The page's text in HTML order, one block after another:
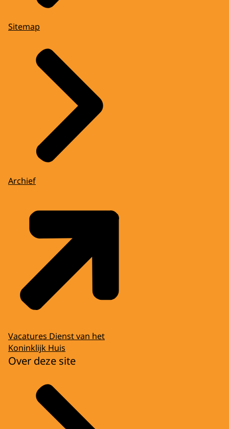
Sitemap
Archief
Vacatures Dienst van het
Koninklijk Huis
Over deze site